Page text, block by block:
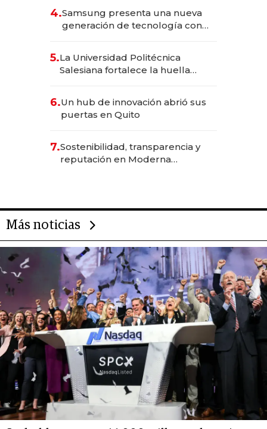
4.Samsung presenta una nueva
generación de tecnología con
5.La Universidad Politécnica
Salesiana fortalece la huella
6.Un hub de innovación abrió sus
puertas en Quito
7.Sostenibilidad, transparencia y
reputación en Moderna
Más noticias